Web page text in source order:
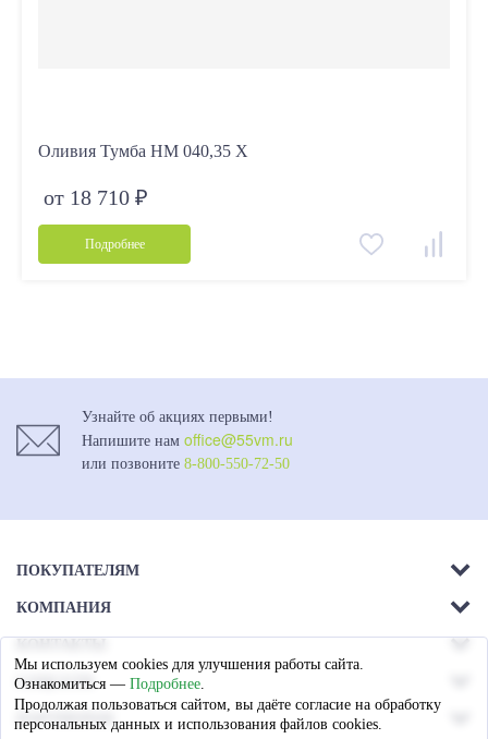
Оливия Тумба НМ 040,35 Х
от 18 710 ₽
Подробнее
Узнайте об акциях первыми!
Напишите нам office@55vm.ru
или позвоните 8-800-550-72-50
ПОКУПАТЕЛЯМ
Акции
Оплата
Гарантия
КОМПАНИЯ
Магазины
Вакансии
г. Омск.
Ул. 26-я Северная - 13а,
лит А
СОЦСЕТИ
ПАРТНЕРАМ
Мы используем cookies для улучшения работы сайта.
Ознакомиться — Подробнее.
Продолжая пользоваться сайтом, вы даёте согласие на обработку
персональных данных и использования файлов cookies.